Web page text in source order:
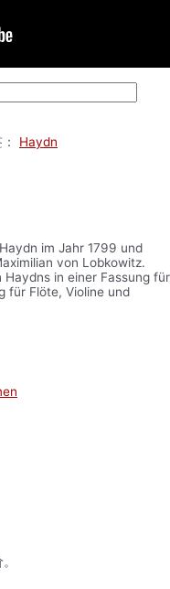
Haydn
im Jahr 1799 und
von Lobkowitz.
in einer Fassung für
für Flöte, Violine und